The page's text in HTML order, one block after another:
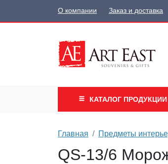
О компании Заказ и доставка
КАТАЛОГ ПРОДУКЦИИ
Главная Предметы
QS-13/6